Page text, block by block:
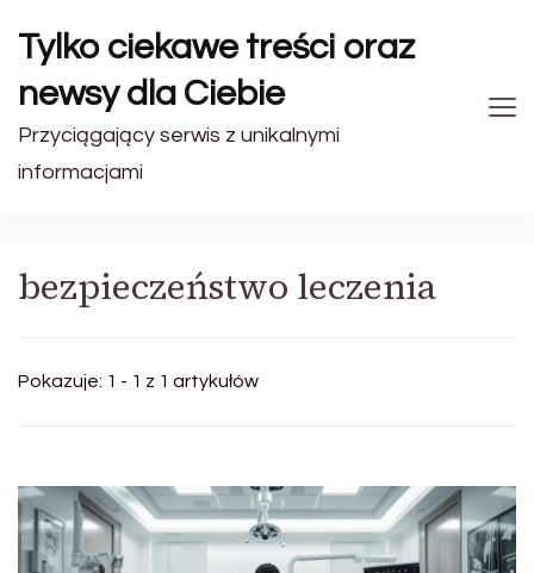
Tylko ciekawe treści oraz
newsy dla Ciebie
Przyciągający serwis z unikalnymi
informacjami
bezpieczeństwo leczenia
Pokazuje: 1 - 1 z 1 artykułów